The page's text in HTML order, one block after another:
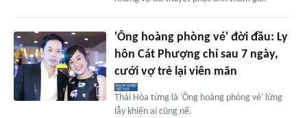
'Ông hoàng phòng vé' đời đầu: Ly
hôn Cát Phượng chỉ sau 7 ngày,
cưới vợ trẻ lại viên mãn
Thái Hòa từng là 'Ông hoàng phòng vé' lừng
lẫy khiến ai cũng nể.